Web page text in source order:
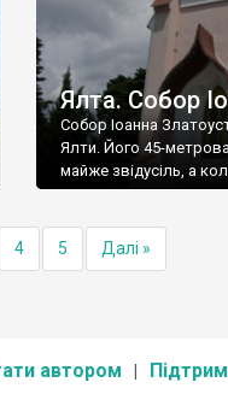
Ялта. Собор
Собор Іоанна
Ялти. Його 45-метрова
майже звідусіль, а
4 5 Далі »
автором